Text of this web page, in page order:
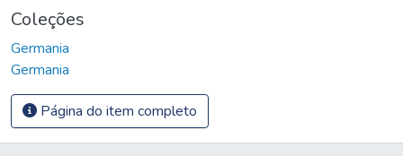
Coleções
Germania
Germania
Página do item completo